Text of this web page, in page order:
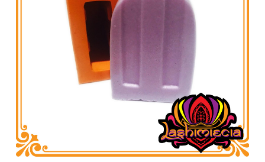
Corante, Pigmento e Óxido
Manteiga